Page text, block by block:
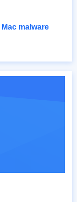
Mac malware